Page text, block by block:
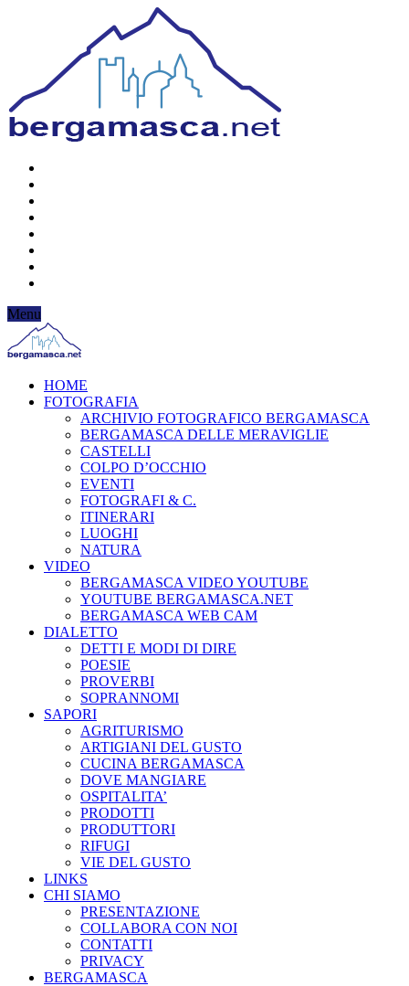
Menu
HOME
FOTOGRAFIA
ARCHIVIO FOTOGRAFICO BERGAMASCA
BERGAMASCA DELLE MERAVIGLIE
CASTELLI
COLPO D’OCCHIO
EVENTI
FOTOGRAFI & C.
ITINERARI
LUOGHI
NATURA
VIDEO
BERGAMASCA VIDEO YOUTUBE
YOUTUBE BERGAMASCA.NET
BERGAMASCA WEB CAM
DIALETTO
DETTI E MODI DI DIRE
POESIE
PROVERBI
SOPRANNOMI
SAPORI
AGRITURISMO
ARTIGIANI DEL GUSTO
CUCINA BERGAMASCA
DOVE MANGIARE
OSPITALITA’
PRODOTTI
PRODUTTORI
RIFUGI
VIE DEL GUSTO
LINKS
CHI SIAMO
PRESENTAZIONE
COLLABORA CON NOI
CONTATTI
PRIVACY
BERGAMASCA